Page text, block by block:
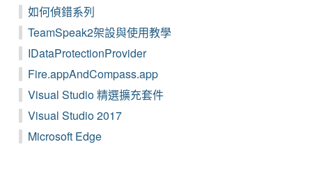
如何偵錯系列
TeamSpeak2架設與使用教學
IDataProtectionProvider
Fire.appAndCompass.app
Visual Studio 精選擴充套件
Visual Studio 2017
Microsoft Edge